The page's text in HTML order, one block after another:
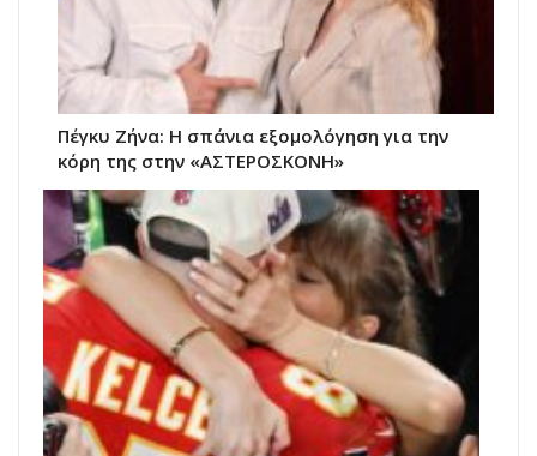
Πέγκυ Ζήνα: Η σπάνια εξομολόγηση για την
κόρη της στην «ΑΣΤΕΡΟΣΚΟΝΗ»